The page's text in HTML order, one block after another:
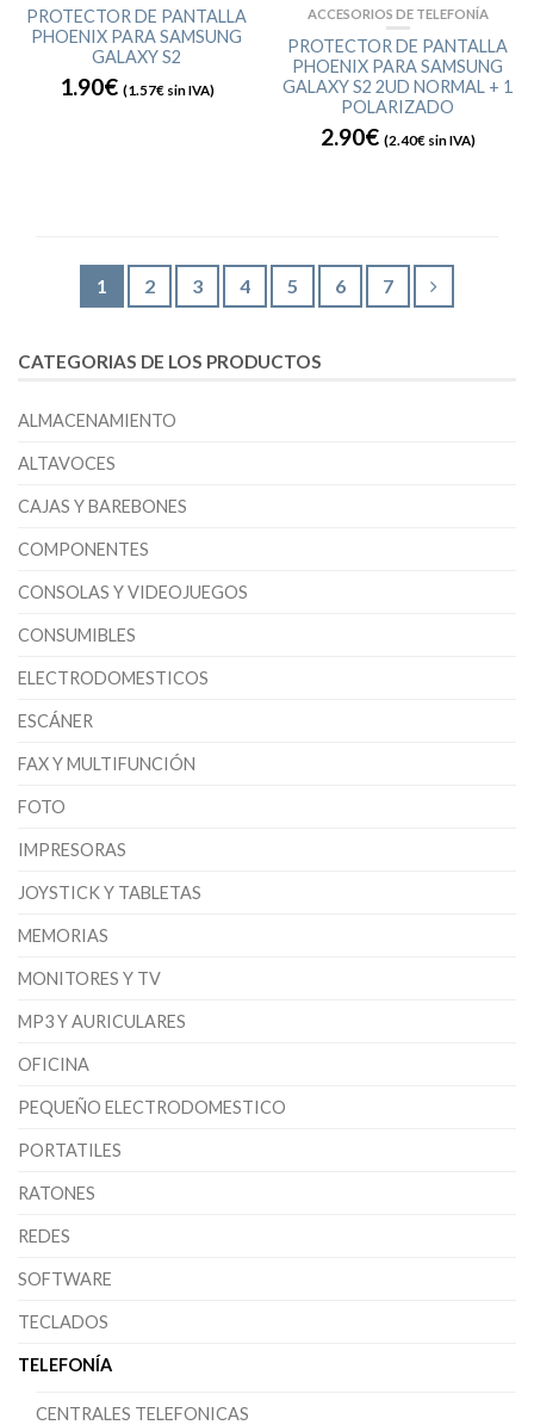
PROTECTOR DE PANTALLA
PHOENIX PARA SAMSUNG
GALAXY S2
1.90€ (1.57€sin IVA)
ACCESORIOS DE TELEFONÍA
PROTECTOR DE PANTALLA
PHOENIX PARA SAMSUNG
GALAXY S2 2UD NORMAL + 1
POLARIZADO
2.90€ (2.40€sin IVA)
1 2 3 4 5 6 7
CATEGORIAS DE LOS PRODUCTOS
ALMACENAMIENTO
ALTAVOCES
CAJAS Y BAREBONES
COMPONENTES
CONSOLAS Y VIDEOJUEGOS
CONSUMIBLES
ELECTRODOMESTICOS
ESCÁNER
FAX Y MULTIFUNCIÓN
FOTO
IMPRESORAS
JOYSTICK Y TABLETAS
MEMORIAS
MONITORES Y TV
MP3 Y AURICULARES
OFICINA
PEQUEÑO ELECTRODOMESTICO
PORTATILES
RATONES
REDES
SOFTWARE
TECLADOS
TELEFONÍA
CENTRALES TELEFONICAS